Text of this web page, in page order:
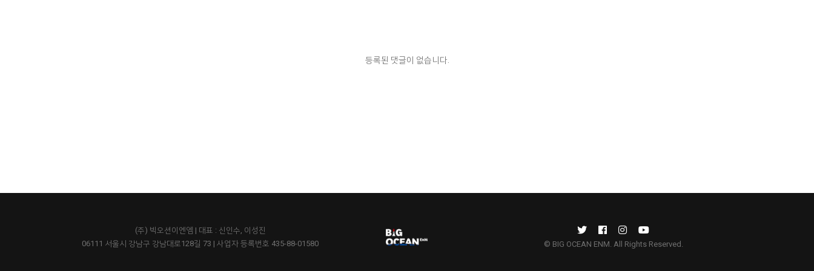
등록된 댓글이 없습니다.
(주) 빅오션이엔엠 | 대표 : 신인수, 이성진
06111 서울시 강남구 강남대로128길 73 | 사업자 등록번호 435-88-01580 © BIG OCEAN ENM. All Rights Reserved.